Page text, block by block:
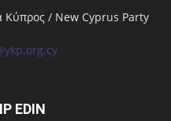
Κύπρος / New Cyprus Party
EDIN